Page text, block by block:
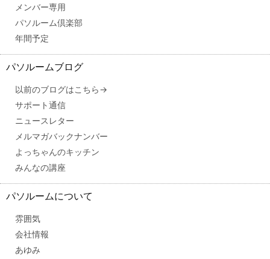
メンバー専用
パソルーム倶楽部
年間予定
パソルームブログ
以前のブログはこちら→
サポート通信
ニュースレター
メルマガバックナンバー
よっちゃんのキッチン
みんなの講座
パソルームについて
雰囲気
会社情報
あゆみ